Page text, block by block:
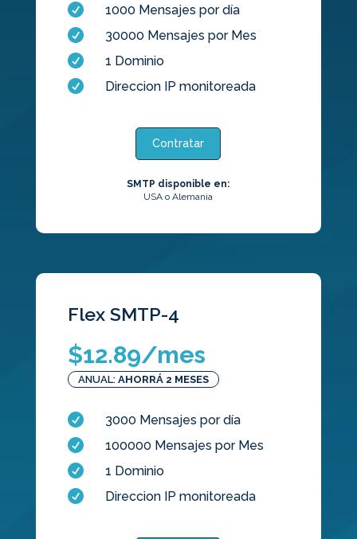
 1000 Mensajes por día
 30000 Mensajes por Mes
 1 Dominio
 Direccion IP monitoreada
Contratar
SMTP disponible en:
USA o Alemania
Flex SMTP-4
$12.89/mes
ANUAL: AHORRÁ 2 MESES
 3000 Mensajes por día
 100000 Mensajes por Mes
 1 Dominio
 Direccion IP monitoreada